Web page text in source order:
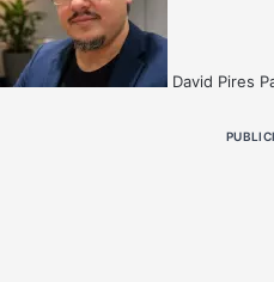
David Pires